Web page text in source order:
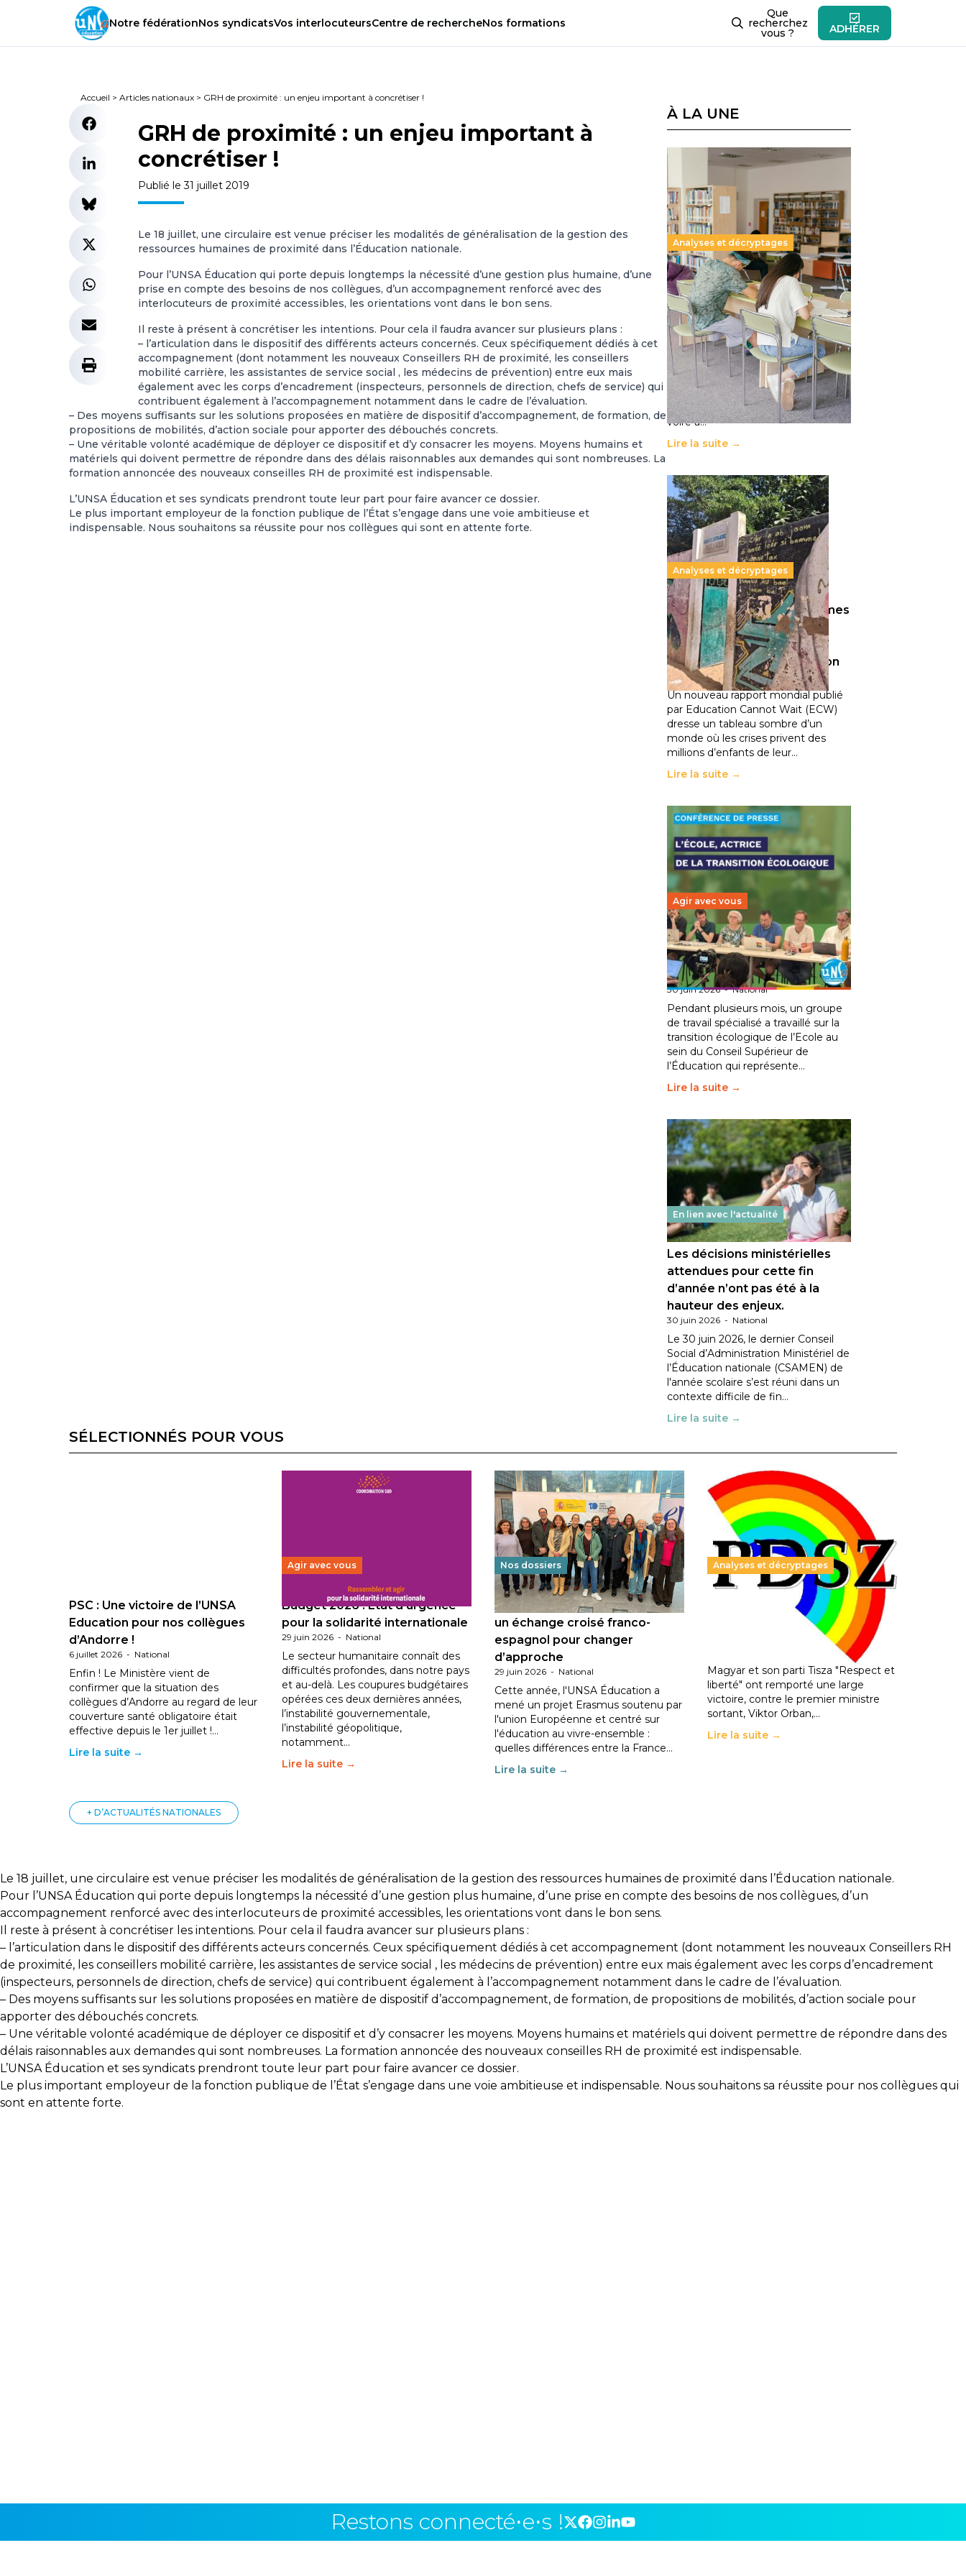
Notre fédérationNos syndicatsVos interlocuteursCentre de rechercheNos formations
Que
recherchez
vous ? ADHÉRER
Accueil > Articles nationaux > GRH de proximité : un enjeu important à concrétiser !
GRH de proximité : un enjeu important à
concrétiser !
Publié le 31 juillet 2019
Le 18 juillet, une circulaire est venue préciser les modalités de généralisation de la gestion des
ressources humaines de proximité dans l’Éducation nationale.
Pour l’UNSA Éducation qui porte depuis longtemps la nécessité d’une gestion plus humaine, d’une
prise en compte des besoins de nos collègues, d’un accompagnement renforcé avec des
interlocuteurs de proximité accessibles, les orientations vont dans le bon sens.
Il reste à présent à concrétiser les intentions. Pour cela il faudra avancer sur plusieurs plans :
– l’articulation dans le dispositif des différents acteurs concernés. Ceux spécifiquement dédiés à cet
accompagnement (dont notamment les nouveaux Conseillers RH de proximité, les conseillers
mobilité carrière, les assistantes de service social , les médecins de prévention) entre eux mais
également avec les corps d’encadrement (inspecteurs, personnels de direction, chefs de service) qui
contribuent également à l’accompagnement notamment dans le cadre de l’évaluation.
– Des moyens suffisants sur les solutions proposées en matière de dispositif d’accompagnement, de formation, de
propositions de mobilités, d’action sociale pour apporter des débouchés concrets.
– Une véritable volonté académique de déployer ce dispositif et d’y consacrer les moyens. Moyens humains et
matériels qui doivent permettre de répondre dans des délais raisonnables aux demandes qui sont nombreuses. La
formation annoncée des nouveaux conseilles RH de proximité est indispensable.
L’UNSA Éducation et ses syndicats prendront toute leur part pour faire avancer ce dossier.
Le plus important employeur de la fonction publique de l’État s’engage dans une voie ambitieuse et
indispensable. Nous souhaitons sa réussite pour nos collègues qui sont en attente forte.
À LA UNE
Analyses et décryptages
Supérieur privé : une dérive
qui met à mal la promesse
républicaine
11 juillet 2026- National
Le projet de loi sur la régulation de
l’enseignement supérieur privé met
en lumière l’amplification d’un
système qui relègue l’acte
pédagogique au superfétatoire,
voire à…
Lire la suite →
Analyses et décryptages
258 millions d’enfants victimes
de la guerre, des chocs
climatiques et des
déplacements de population
11 juillet 2026 -National
Un nouveau rapport mondial publié
par Education Cannot Wait (ECW)
dresse un tableau sombre d’un
monde où les crises privent des
millions d’enfants de leur…
Lire la suite →
Agir avec vous
Transition écologique de
l’éducation : l’UNSA Éducation
fait bouger les lignes
30 juin 2026-National
Pendant plusieurs mois, un groupe
de travail spécialisé a travaillé sur la
transition écologique de l’Ecole au
sein du Conseil Supérieur de
l’Éducation qui représente…
Lire la suite →
En lien avec l'actualité
Les décisions ministérielles
attendues pour cette fin
d’année n’ont pas été à la
hauteur des enjeux.
30 juin 2026 - National
Le 30 juin 2026, le dernier Conseil
Social d’Administration Ministériel de
l’Éducation nationale (CSAMEN) de
l'année scolaire s’est réuni dans un
contexte difficile de fin…
Lire la suite →
SÉLECTIONNÉS POUR VOUS
PSC : Une victoire de l’UNSA
Education pour nos collègues
d’Andorre !
6 juillet 2026 - National
Enfin ! Le Ministère vient de
confirmer que la situation des
collègues d’Andorre au regard de leur
couverture santé obligatoire était
effective depuis le 1er juillet !…
Lire la suite →
Agir avec vous
Budget 2026 : État d’urgence
pour la solidarité internationale
29 juin 2026 - National
Le secteur humanitaire connaît des
difficultés profondes, dans notre pays
et au-delà. Les coupures budgétaires
opérées ces deux dernières années,
l’instabilité gouvernementale,
l’instabilité géopolitique,
notamment…
Lire la suite →
Nos dossiers
Éducation au vivre-ensemble :
un échange croisé franco-
espagnol pour changer
d’approche
29 juin 2026 - National
Cette année, l'UNSA Éducation a
mené un projet Erasmus soutenu par
l'union Européenne et centré sur
l'éducation au vivre-ensemble :
quelles différences entre la France…
Lire la suite →
Analyses et décryptages
Hongrie : du changement pour
les politiques éducatives, aussi !
En Hongrie, le conservateur Peter
Magyar et son parti Tisza "Respect et
liberté" ont remporté une large
victoire, contre le premier ministre
sortant, Viktor Orban,…
Lire la suite →
+ D’ACTUALITÉS NATIONALES
Le 18 juillet, une circulaire est venue préciser les modalités de généralisation de la gestion des ressources humaines de proximité dans l’Éducation nationale.
Pour l’UNSA Éducation qui porte depuis longtemps la nécessité d’une gestion plus humaine, d’une prise en compte des besoins de nos collègues, d’un
accompagnement renforcé avec des interlocuteurs de proximité accessibles, les orientations vont dans le bon sens.
Il reste à présent à concrétiser les intentions. Pour cela il faudra avancer sur plusieurs plans :
– l’articulation dans le dispositif des différents acteurs concernés. Ceux spécifiquement dédiés à cet accompagnement (dont notamment les nouveaux Conseillers RH
de proximité, les conseillers mobilité carrière, les assistantes de service social , les médecins de prévention) entre eux mais également avec les corps d’encadrement
(inspecteurs, personnels de direction, chefs de service) qui contribuent également à l’accompagnement notamment dans le cadre de l’évaluation.
– Des moyens suffisants sur les solutions proposées en matière de dispositif d’accompagnement, de formation, de propositions de mobilités, d’action sociale pour
apporter des débouchés concrets.
– Une véritable volonté académique de déployer ce dispositif et d’y consacrer les moyens. Moyens humains et matériels qui doivent permettre de répondre dans des
délais raisonnables aux demandes qui sont nombreuses. La formation annoncée des nouveaux conseilles RH de proximité est indispensable.
L’UNSA Éducation et ses syndicats prendront toute leur part pour faire avancer ce dossier.
Le plus important employeur de la fonction publique de l’État s’engage dans une voie ambitieuse et indispensable. Nous souhaitons sa réussite pour nos collègues qui
sont en attente forte.
Restons connecté⋅e⋅s !